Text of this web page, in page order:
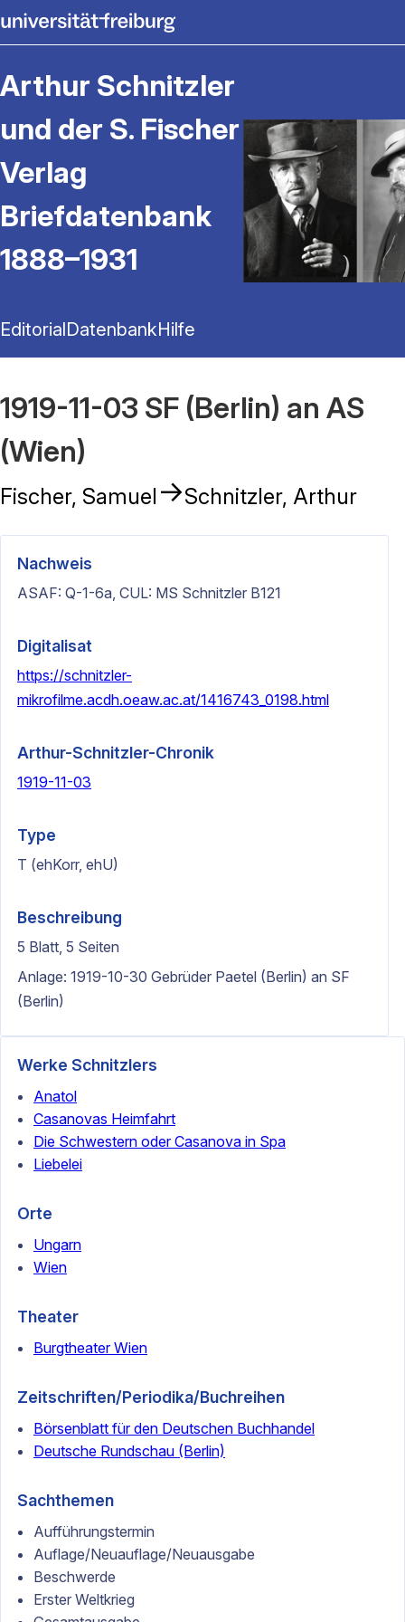
Arthur Schnitzler
und der S. Fischer
Verlag
Briefdatenbank
1888–1931
EditorialDatenbankHilfe
1919-11-03 SF (Berlin) an AS
(Wien)
Fischer, Samuel →Schnitzler, Arthur
Nachweis
ASAF: Q-1-6a, CUL: MS Schnitzler B121
Digitalisat
https://schnitzler-
mikrofilme.acdh.oeaw.ac.at/1416743_0198.html
Arthur-Schnitzler-Chronik
1919-11-03
Type
T (ehKorr, ehU)
Beschreibung
5 Blatt, 5 Seiten
Anlage: 1919-10-30 Gebrüder Paetel (Berlin) an SF
(Berlin)
Werke Schnitzlers
Anatol
Casanovas Heimfahrt
Die Schwestern oder Casanova in Spa
Liebelei
Orte
Ungarn
Wien
Theater
Burgtheater Wien
Zeitschriften/Periodika/Buchreihen
Börsenblatt für den Deutschen Buchhandel
Deutsche Rundschau (Berlin)
Sachthemen
Aufführungstermin
Auflage/Neuauflage/Neuausgabe
Beschwerde
Erster Weltkrieg